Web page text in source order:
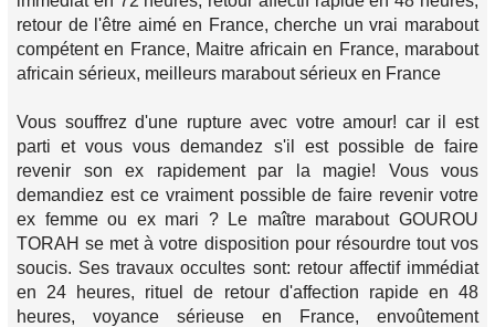
retour de l'être aimé en France, cherche un vrai marabout
compétent en France, Maitre africain en France, marabout
africain sérieux, meilleurs marabout sérieux en France
Vous souffrez d'une rupture avec votre amour! car il est
parti et vous vous demandez s'il est possible de faire
revenir son ex rapidement par la magie! Vous vous
demandiez est ce vraiment possible de faire revenir votre
ex femme ou ex mari ? Le maître marabout GOUROU
TORAH se met à votre disposition pour résourdre tout vos
soucis. Ses travaux occultes sont: retour affectif immédiat
en 24 heures, rituel de retour d'affection rapide en 48
heures, voyance sérieuse en France, envoûtement